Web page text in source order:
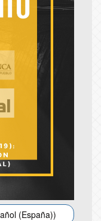
(España))